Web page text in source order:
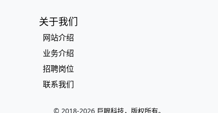
关于我们
网站介绍
业务介绍
招聘岗位
联系我们
© 2018-2026 巨眼科技，版权所有。